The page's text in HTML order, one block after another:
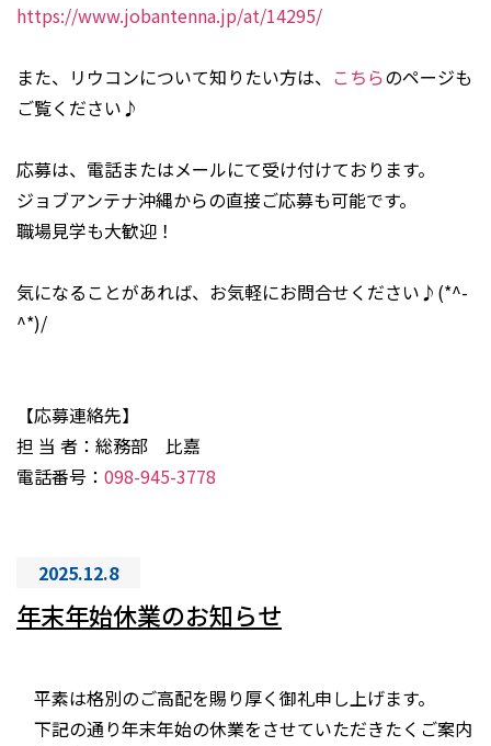
https://www.jobantenna.jp/at/14295/
また、リウコンについて知りたい方は、 こちらのページも
ご覧ください♪
応募は、電話またはメールにて受け付けております。
ジョブアンテナ沖縄からの直接ご応募も可能です。
職場見学も大歓迎！
気になることがあれば、お気軽にお問合せください♪(*^-
^*)/
【応募連絡先】
担 当 者：総務部 比嘉
電話番号： 098-945-3778
2025.12.8
年末年始休業のお知らせ
平素は格別のご高配を賜り厚く御礼申し上げます。
下記の通り年末年始の休業をさせていただきたくご案内